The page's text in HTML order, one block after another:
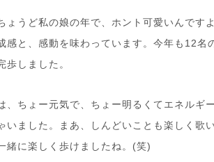
ょうど私の娘の年で、ホント可愛いんですよ
感と、感動を味わっています。今年も 12名
歩しました。
、ちょー元気で、ちょー明るくてエネルギ
いました。まあ、しんどいことも楽しく歌
緒に楽しく歩けましたね。 (笑)